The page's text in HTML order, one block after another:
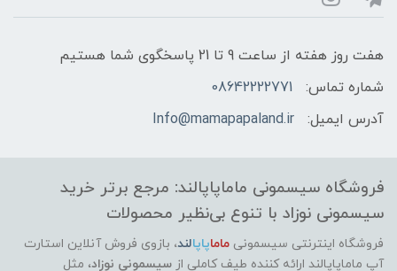
قرمز اطراف بینی
بافت بسیار نرم برای جلوگیری از خراش روی
پوست نوزاد
بدون ایجاد چسبندگی روی پوست بعد از
هفت روز هفته از ساعت 9 تا 21 پاسخگوی شما هستیم
شماره تماس:
08642222771
آدرس ایمیل:
Info@mamapapaland.ir
فروشگاه سیسمونی ماماپاپالند: مرجع برتر خرید
سیسمونی نوزاد با تنوع بی‌نظیر محصولات
فروشگاه اینترنتی سیسمونی ماماپاپالند، بازوی فروش آنلاین استارت
آپ ماماپاپالند ارائه کننده طیف کاملی از سیسمونی نوزاد، مثل